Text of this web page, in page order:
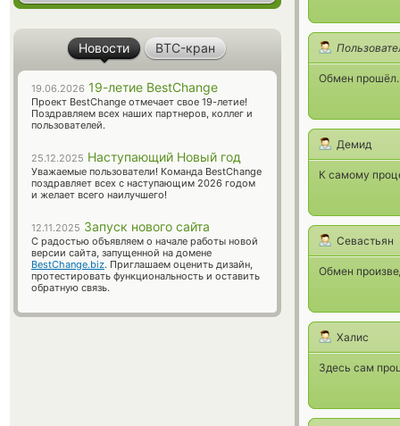
Обмен прошёл.
Демид
К самому
Севастьян
Обмен
Халис
Здесь сам
Новости BTC-кран
19.06.2026 19-летие BestChange
Проект BestChange отмечает свое 19-летие!
Поздравляем всех наших партнеров, коллег и
пользователей.
25.12.2025 Наступающий Новый год
Уважаемые пользователи! Команда BestChange
поздравляет всех с наступающим 2026 годом
и желает всего наилучшего!
12.11.2025 Запуск нового сайта
С радостью объявляем о начале работы новой
версии сайта, запущенной на домене
BestChange.biz. Приглашаем оценить дизайн,
протестировать функциональность и оставить
обратную связь.